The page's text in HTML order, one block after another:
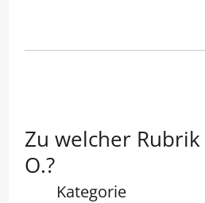
Zu welcher
O.?
Kategorie